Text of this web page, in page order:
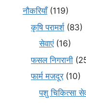
नौकरियाँ(119)
कृषि परामर्श(83)
सेवाएं(16)
फसल निगरानी
फार्म मजदूर(10)
पशु चिकित्सा